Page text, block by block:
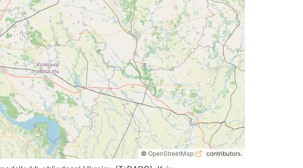
© OpenStreetMap contributors.